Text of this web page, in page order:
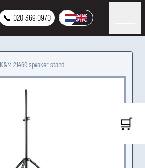
📞 020 369 0970
K&M 21460 speaker stand
🛒